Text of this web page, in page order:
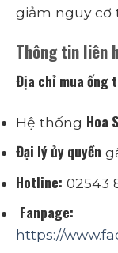
giảm nguy cơ
Thông tin liên
Địa chỉ mua ống
Hệ thống Hoa
Đại lý ủy quyền
Hotline: 02543
Fanpage:
https://